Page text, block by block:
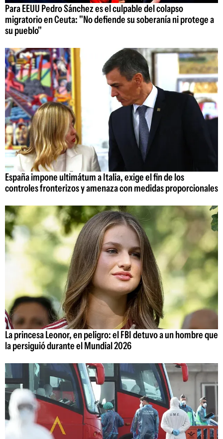
Para EEUU Pedro Sánchez es el culpable del colapso
migratorio en Ceuta: "No defiende su soberanía ni protege a
su pueblo"
España impone ultimátum a Italia, exige el fin de los
controles fronterizos y amenaza con medidas proporcionales
La princesa Leonor, en peligro: el FBI detuvo a un hombre que
la persiguió durante el Mundial 2026